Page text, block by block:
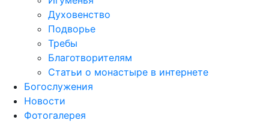
Духовенство
Подворье
Требы
Благотворителям
Статьи о монастыре в интернете
Богослужения
Новости
Фотогалерея